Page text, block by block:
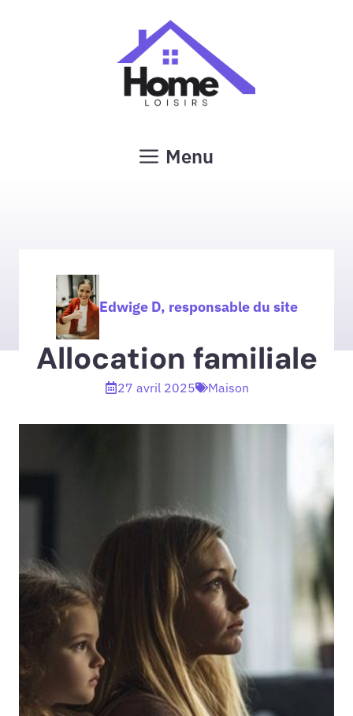
Menu
Edwige D, responsable du site
Allocation familiale
27 avril 2025 Maison